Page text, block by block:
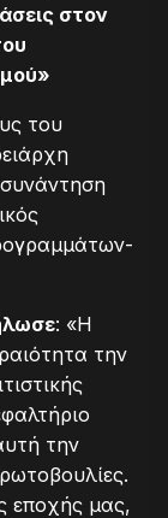
στον
του
: «Η
την
την
εποχής μας,